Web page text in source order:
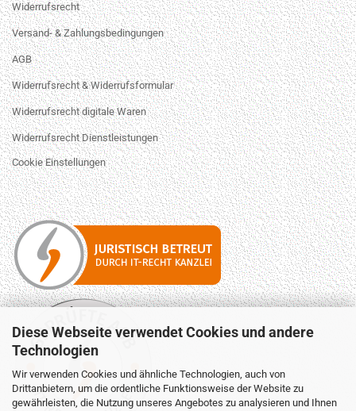
Diese Webseite verwendet Cookies und andere
Technologien
Wir verwenden Cookies und ähnliche Technologien, auch von
Drittanbietern, um die ordentliche Funktionsweise der Website zu
gewährleisten, die Nutzung unseres Angebotes zu analysieren und Ihnen
Widerrufsrecht
Versand- & Zahlungsbedingungen
AGB
Widerrufsrecht & Widerrufsformular
Widerrufsrecht digitale Waren
Widerrufsrecht Dienstleistungen
Cookie Einstellungen